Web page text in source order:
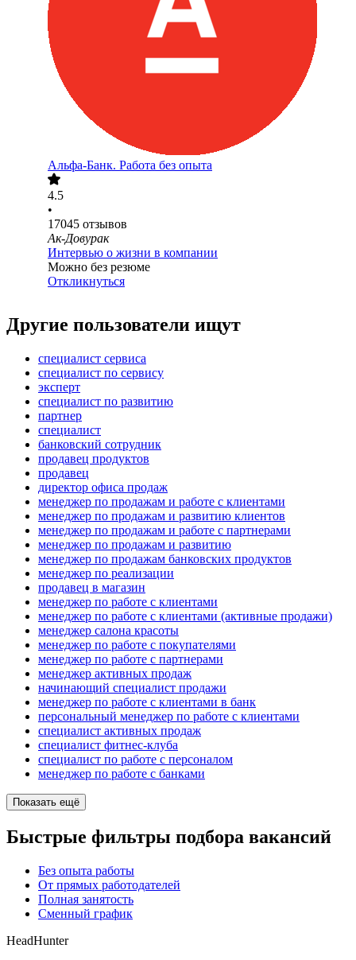
Альфа-Банк. Работа без опыта
4.5
•
17045 отзывов
Ак-Довурак
Интервью о жизни в компании
Можно без резюме
Откликнуться
Другие пользователи ищут
специалист сервиса
специалист по сервису
эксперт
специалист по развитию
партнер
специалист
банковский сотрудник
продавец продуктов
продавец
директор офиса продаж
менеджер по продажам и работе с клиентами
менеджер по продажам и развитию клиентов
менеджер по продажам и работе с партнерами
менеджер по продажам и развитию
менеджер по продажам банковских продуктов
менеджер по реализации
продавец в магазин
менеджер по работе с клиентами
менеджер по работе с клиентами (активные продажи)
менеджер салона красоты
менеджер по работе с покупателями
менеджер по работе с партнерами
менеджер активных продаж
начинающий специалист продажи
менеджер по работе с клиентами в банк
персональный менеджер по работе с клиентами
специалист активных продаж
специалист фитнес-клуба
специалист по работе с персоналом
менеджер по работе с банками
Показать ещё
Быстрые фильтры подбора вакансий
Без опыта работы
От прямых работодателей
Полная занятость
Сменный график
HeadHunter